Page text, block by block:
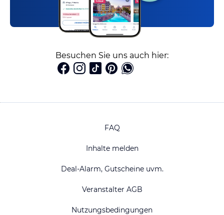
Besuchen Sie uns auch hier:
FAQ
Inhalte melden
Deal-Alarm, Gutscheine uvm.
Veranstalter AGB
Nutzungsbedingungen